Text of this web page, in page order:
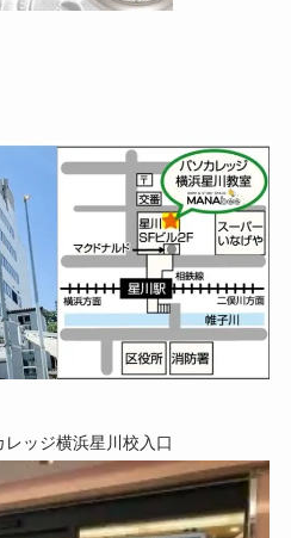
ッジ横浜星川校入口